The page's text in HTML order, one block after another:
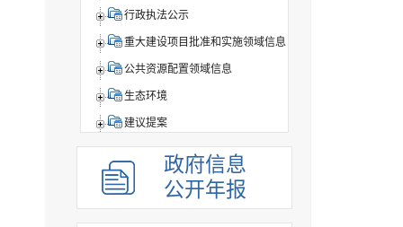
行政执法公示
重大建设项目批准和实施领域信息
公共资源配置领域信息
生态环境
建议提案
组织管理
应急管理
政府信息
公开年报